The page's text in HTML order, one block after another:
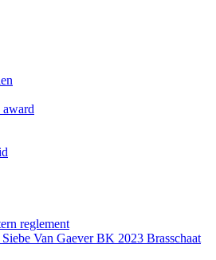
reglement
Van Gaever BK 2023 Brasschaat